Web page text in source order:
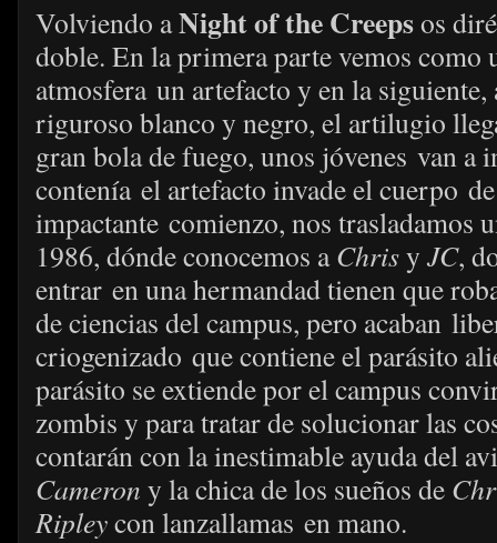
Volviendo aNight of the Creepsos
doble. En la primera parte vemos como
atmosfera un artefacto y en la siguiente,
riguroso blanco y negro, el artilugio
gran bola de fuego, unos jóvenes van a
contenía el artefacto invade el cuerpo
impactante comienzo, nos trasladamos
1986, dónde conocemos aChrisy JC,
entrar en una hermandad tienen que
de ciencias del campus, pero acaban
criogenizado que contiene el parásito
parásito se extiende por el campus
zombis y para tratar de solucionar las
contarán con la inestimable ayuda del
Cameron y la chica de los sueños de
Ripleycon lanzallamas en mano.